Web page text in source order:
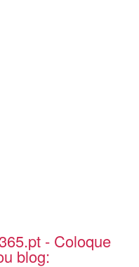
- Coloque
blog: